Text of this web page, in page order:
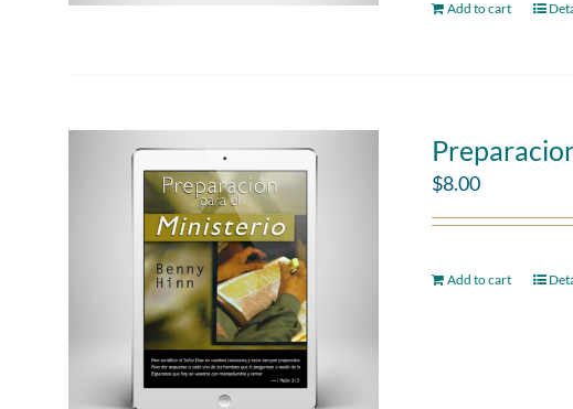
Add to cart
$8.00
Add to cart